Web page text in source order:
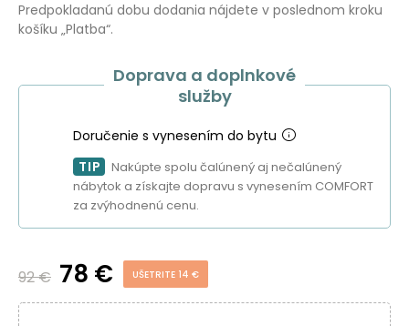
Predpokladanú dobu dodania nájdete v poslednom kroku
košíku „Platba“.
Doprava a doplnkové
služby
Doručenie s vynesením do bytu
TIP
Nakúpte spolu čalúnený aj nečalúnený
nábytok a získajte dopravu s vynesením COMFORT
za zvýhodnenú cenu.
92 € 78 € UŠETRITE 14 €